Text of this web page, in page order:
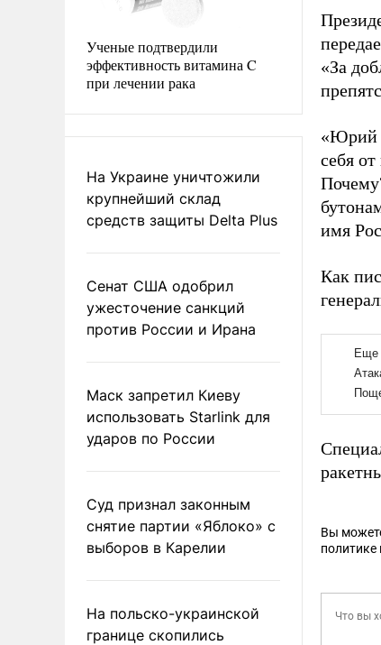
Ученые подтвердили
эффективность витамина C
при лечении рака
На Украине уничтожили
крупнейший склад
средств защиты Delta Plus
Сенат США одобрил
ужесточение санкций
против России и Ирана
Маск запретил Киеву
использовать Starlink для
ударов по России
Суд признал законным
снятие партии «Яблоко» с
выборов в Карелии
На польско-украинской
границе скопились
«За
«Юрий
себя
имя
Как
Вы